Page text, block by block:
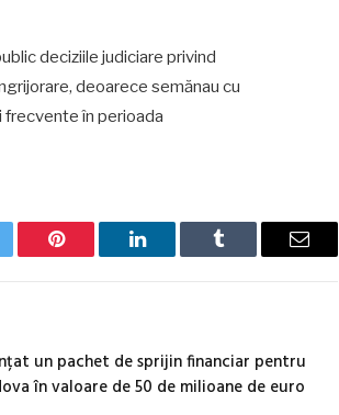
deciziile judiciare privind
deoarece semănau cu
frecvente în perioada
Pinterest LinkedIn Tumblr Email
un pachet de sprijin financiar pentru
în valoare de 50 de milioane de euro